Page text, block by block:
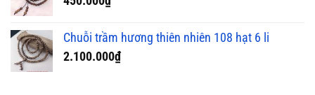
Chuỗi trầm hương thiên nhiên 108 hạt 6 li
2.100.000₫